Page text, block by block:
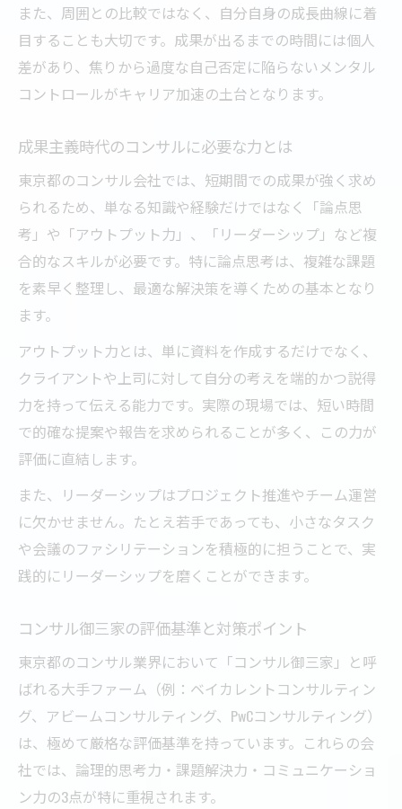
また、周囲との比較ではなく、自分自身の成長曲線に着
目することも大切です。成果が出るまでの時間には個人
差があり、焦りから過度な自己否定に陥らないメンタル
コントロールがキャリア加速の土台となります。
成果主義時代のコンサルに必要な力とは
東京都のコンサル会社では、短期間での成果が強く求め
られるため、単なる知識や経験だけではなく「論点思
考」や「アウトプット力」、「リーダーシップ」など複
合的なスキルが必要です。特に論点思考は、複雑な課題
を素早く整理し、最適な解決策を導くための基本となり
ます。
アウトプット力とは、単に資料を作成するだけでなく、
クライアントや上司に対して自分の考えを端的かつ説得
力を持って伝える能力です。実際の現場では、短い時間
で的確な提案や報告を求められることが多く、この力が
評価に直結します。
また、リーダーシップはプロジェクト推進やチーム運営
に欠かせません。たとえ若手であっても、小さなタスク
や会議のファシリテーションを積極的に担うことで、実
践的にリーダーシップを磨くことができます。
コンサル御三家の評価基準と対策ポイント
東京都のコンサル業界において「コンサル御三家」と呼
ばれる大手ファーム（例：ベイカレントコンサルティン
グ、アビームコンサルティング、PwCコンサルティング）
は、極めて厳格な評価基準を持っています。これらの会
社では、論理的思考力・課題解決力・コミュニケーショ
ン力の3点が特に重視されます。